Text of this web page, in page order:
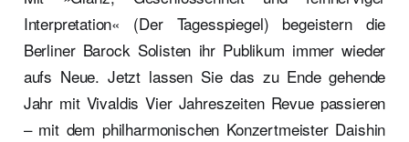
Interpretation« (Der Tagesspiegel) begeistern die
Berliner Barock Solisten ihr Publikum immer wieder
aufs Neue. Jetzt lassen Sie das zu Ende gehende
Jahr mit Vivaldis Vier Jahreszeiten Revue passieren
– mit dem philharmonischen Konzertmeister Daishin